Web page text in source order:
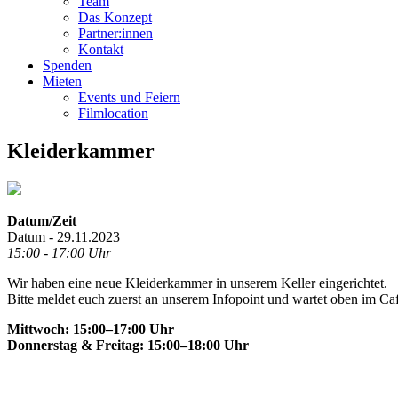
Das Konzept
Partner:innen
Kontakt
Spenden
Mieten
Events und Feiern
Filmlocation
Kleiderkammer
Datum/Zeit
Datum - 29.11.2023
15:00 - 17:00 Uhr
Wir haben eine neue Kleiderkammer in unserem Keller eingerichtet.
Bitte meldet euch zuerst an unserem Infopoint und wartet oben im
Mittwoch: 15:00–17:00 Uhr
Donnerstag & Freitag: 15:00–18:00 Uhr